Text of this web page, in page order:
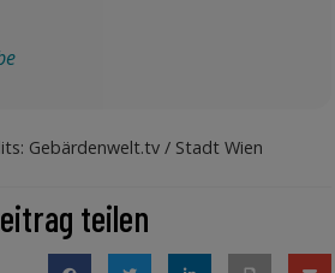
Gebärdenwelt.tv / Stadt Wien
teilen